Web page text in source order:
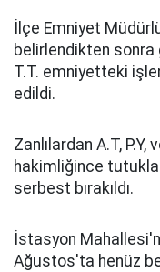
İlçe Emniyet
belirlendikten sonra
T.T. emniyetteki
edildi.
Zanlılardan A.T, P.Y,
hakimliğince
serbest bırakıldı.
İstasyon
Ağustos'ta henüz